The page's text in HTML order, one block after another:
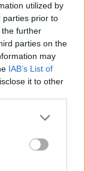
utilized by
parties prior to
further
parties on the
may
IAB’s List of
it to other
in aree
- 31
in aree